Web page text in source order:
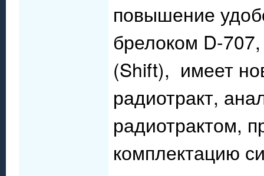
повышение
брелоком D-
(Shift), имеет
радиотракт,
радиотрактом,
комплектацию